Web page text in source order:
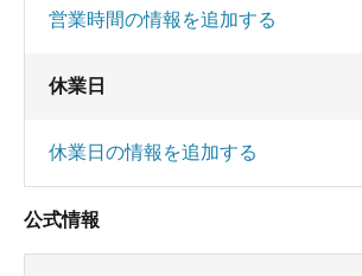
営業時間の情報を追加する
休業日
休業日の情報を追加する
公式情報